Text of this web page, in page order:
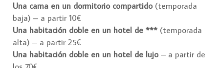
Una cama en un dormitorio compartido (temporada
baja) – a partir 10€
Una habitación doble en un hotel de *** (temporada
alta) – a partir 25€
Una habitación doble en un hotel de lujo – a partir de